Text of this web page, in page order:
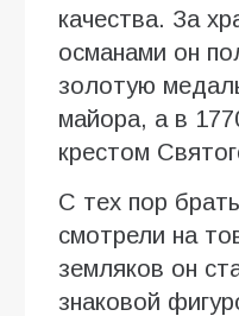
качества. За
османами он
золотую
майора, а в
крестом
С тех пор
смотрели на
земляков он
знаковой